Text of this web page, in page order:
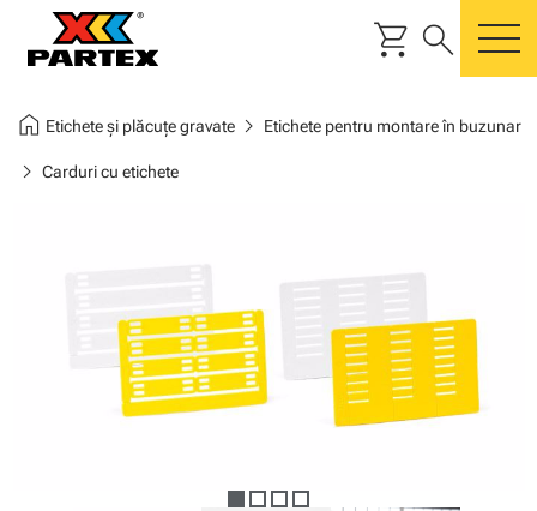
shopping_cart search
home Etichete și plăcuțe gravatechevron_right Etichete pentru montare în buzunar
chevron_right Carduri cu etichete